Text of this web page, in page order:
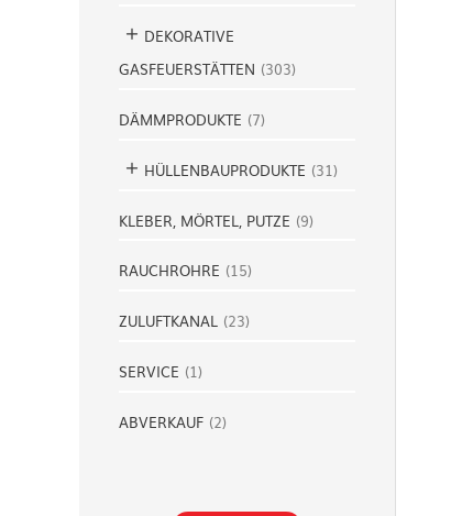
DEKORATIVE
GASFEUERSTÄTTEN (303)
DÄMMPRODUKTE (7)
HÜLLENBAUPRODUKTE (31)
KLEBER, MÖRTEL, PUTZE (9)
RAUCHROHRE (15)
ZULUFTKANAL (23)
SERVICE (1)
ABVERKAUF (2)